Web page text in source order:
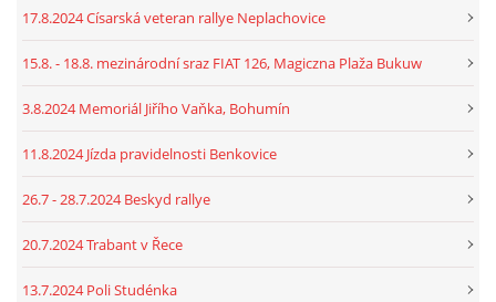
17.8.2024 Císarská veteran rallye Neplachovice
15.8. - 18.8. mezinárodní sraz FIAT 126, Magiczna Plaža Bukuw
3.8.2024 Memoriál Jiřího Vaňka, Bohumín
11.8.2024 Jízda pravidelnosti Benkovice
26.7 - 28.7.2024 Beskyd rallye
20.7.2024 Trabant v Řece
13.7.2024 Poli Studénka